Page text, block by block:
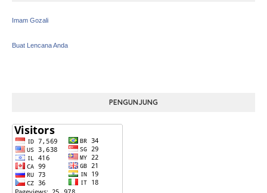
Imam Gozali
Buat Lencana Anda
PENGUNJUNG